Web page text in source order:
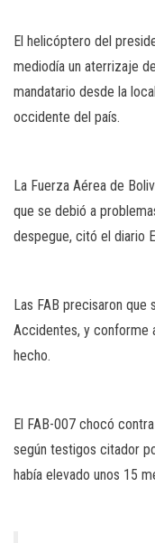
El helicóptero del
mediodía un aterrizaje
mandatario desde la
occidente del país.
La Fuerza Aérea de
que se debió a
despegue, citó el diario
Las FAB precisaron
Accidentes, y conforme
hecho.
El FAB-007 chocó
según testigos citador
había elevado unos 15